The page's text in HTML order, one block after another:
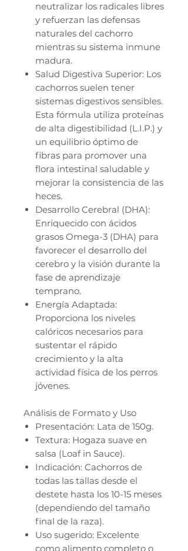
neutralizar los radicales libres
y refuerzan las defensas
naturales del cachorro
mientras su sistema inmune
madura.
Salud Digestiva Superior: Los
cachorros suelen tener
sistemas digestivos sensibles.
Esta fórmula utiliza proteínas
de alta digestibilidad (L.I.P.) y
un equilibrio óptimo de
fibras para promover una
flora intestinal saludable y
mejorar la consistencia de las
heces.
Desarrollo Cerebral (DHA):
Enriquecido con ácidos
grasos Omega-3 (DHA) para
favorecer el desarrollo del
cerebro y la visión durante la
fase de aprendizaje
temprano.
Energía Adaptada:
Proporciona los niveles
calóricos necesarios para
sustentar el rápido
crecimiento y la alta
actividad física de los perros
jóvenes.
Análisis de Formato y Uso
Presentación: Lata de 150g.
Textura: Hogaza suave en
salsa (Loaf in Sauce).
Indicación: Cachorros de
todas las tallas desde el
destete hasta los 10-15 meses
(dependiendo del tamaño
final de la raza).
Uso sugerido: Excelente
como alimento completo o